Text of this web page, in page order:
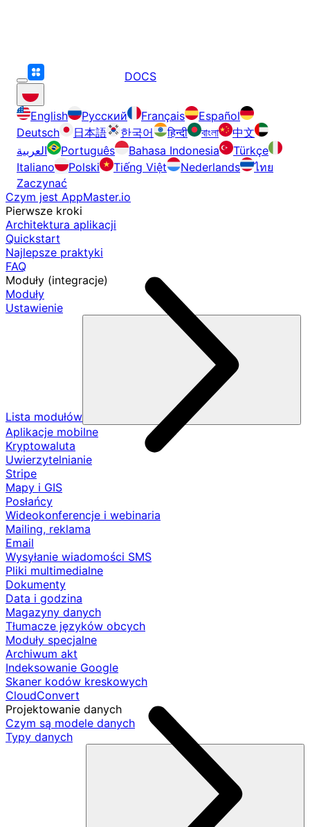
DOCS
English Русский Français
Español
Deutsch
日本語 한국어 हिन्दी বাংলা
中文
العربية
Português Bahasa Indonesia
Türkçe
Italiano
Polski Tiếng Việt Nederlands
ไทย
Zaczynać
Czym jest AppMaster.io
Pierwsze kroki
Architektura aplikacji
Quickstart
Najlepsze praktyki
FAQ
Moduły (integracje)
Moduły
Ustawienie
Lista modułów
Aplikacje mobilne
Kryptowaluta
Uwierzytelnianie
Stripe
Mapy i GIS
Posłańcy
Wideokonferencje i webinaria
Mailing, reklama
Email
Wysyłanie wiadomości SMS
Pliki multimedialne
Dokumenty
Data i godzina
Magazyny danych
Tłumacze języków obcych
Moduły specjalne
Archiwum akt
Indeksowanie Google
Skaner kodów kreskowych
CloudConvert
Projektowanie danych
Czym są modele danych
Typy danych